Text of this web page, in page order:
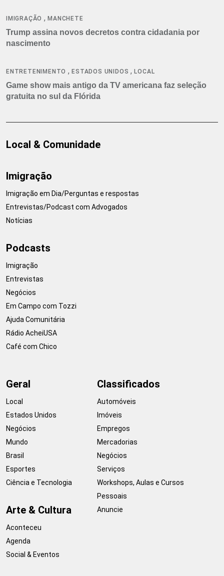
IMIGRAÇÃO ,MANCHETE
Trump assina novos decretos contra cidadania por
nascimento
ENTRETENIMENTO ,ESTADOS UNIDOS ,LOCAL
Game show mais antigo da TV americana faz seleção
gratuita no sul da Flórida
Local & Comunidade
Imigração
Imigração em Dia/Perguntas e respostas
Entrevistas/Podcast com Advogados
Notícias
Podcasts
Imigração
Entrevistas
Negócios
Em Campo com Tozzi
Ajuda Comunitária
Rádio AcheiUSA
Café com Chico
Geral
Local
Estados Unidos
Negócios
Mundo
Brasil
Esportes
Ciência e Tecnologia
Arte & Cultura
Aconteceu
Agenda
Social & Eventos
Classificados
Automóveis
Imóveis
Empregos
Mercadorias
Negócios
Serviços
Workshops, Aulas e Cursos
Pessoais
Anuncie